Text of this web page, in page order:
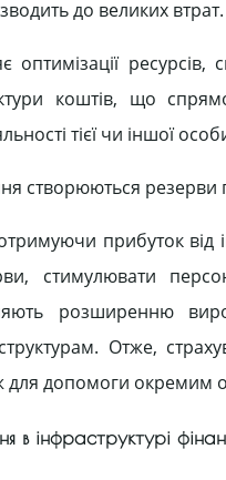
до великих втрат.
оптимізації
коштів, що
тієї чи іншої
створюються резерви
прибуток від
стимулювати
розширенню
Отже,
для допомоги окремим
в інфраструктурі